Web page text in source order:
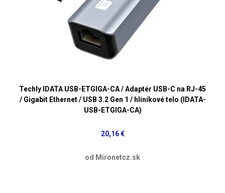
Techly IDATA USB-ETGIGA-CA / Adaptér USB-C na RJ-45
/ Gigabit Ethernet / USB 3.2 Gen 1 / hliníkové telo (IDATA-
USB-ETGIGA-CA)
20,16 €
od Mironetcz.sk